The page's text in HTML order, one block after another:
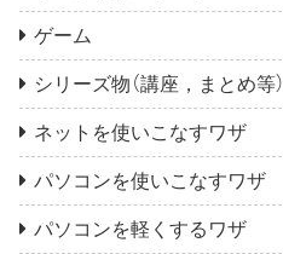
ゲーム
シリーズ物（講座，まとめ等）
ネットを使いこなすワザ
パソコンを使いこなすワザ
パソコンを軽くするワザ